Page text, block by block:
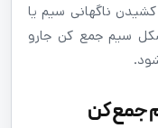
کشیدن ناگهانی سیم یا
سیم جمع کن جارو
جمع کن